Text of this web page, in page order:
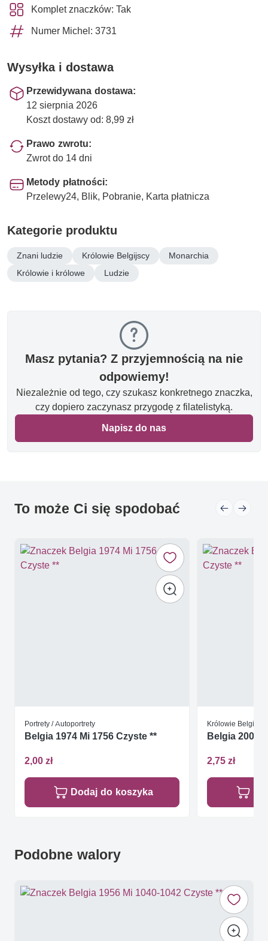
Komplet znaczków: Tak
Numer Michel: 3731
Wysyłka i dostawa
Przewidywana dostawa:
12 sierpnia 2026
Koszt dostawy od: 8,99 zł
Prawo zwrotu:
Zwrot do 14 dni
Metody płatności:
Przelewy24, Blik, Pobranie, Karta płatnicza
Kategorie produktu
Znani ludzie Królowie Belgijscy
Monarchia
Królowie i królowe
Ludzie
Masz pytania? Z przyjemnością na nie
odpowiemy!
Niezależnie od tego, czy szukasz konkretnego znaczka,
czy dopiero zaczynasz przygodę z filatelistyką.
Napisz do nas
To może Ci się spodobać
Portrety / Autoportrety
Belgia 1974 Mi 1756 Czyste **
2,00 zł
Dodaj do koszyka
Królowie Belgijscy
Belgia 2000
2,75 zł
Podobne walory